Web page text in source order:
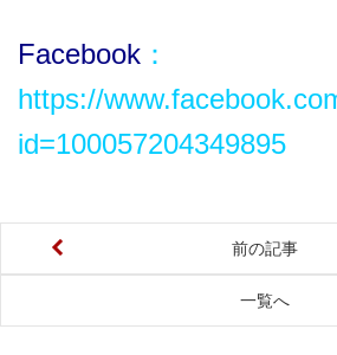
Facebook ：
https://
id=100057204349895
前の記事
一覧へ